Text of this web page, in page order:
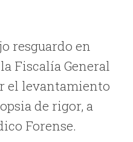
resguardo en
Fiscalía General
el levantamiento
de rigor, a
Forense.